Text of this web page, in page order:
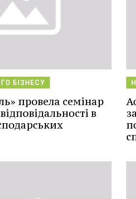
БІЗНЕСУ
провела семінар
в